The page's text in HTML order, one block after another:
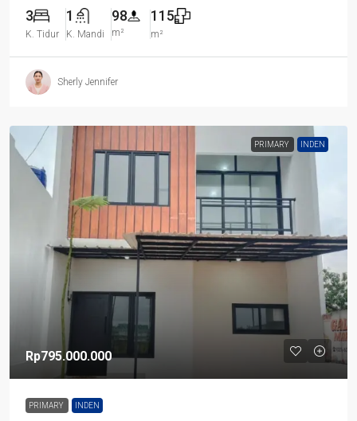
3
K. Tidur
1
K. Mandi
98
m²
115
m²
Sherly Jennifer
PRIMARY INDEN
Rp795.000.000
PRIMARY INDEN